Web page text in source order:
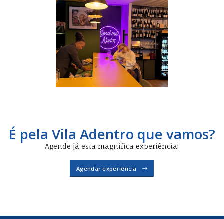
É pela Vila Adentro que vamos?
Agende já esta magnífica experiência!
Agendar experiência